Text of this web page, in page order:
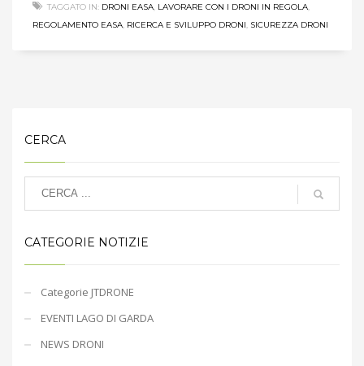
TAGGATO IN: DRONI EASA, LAVORARE CON I DRONI IN REGOLA,
REGOLAMENTO EASA, RICERCA E SVILUPPO DRONI, SICUREZZA DRONI
CERCA
CATEGORIE NOTIZIE
Categorie JTDRONE
EVENTI LAGO DI GARDA
NEWS DRONI